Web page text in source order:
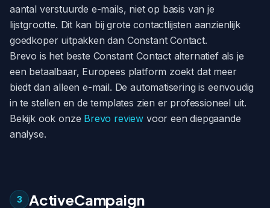
aantal verstuurde e-mails, niet op basis van je
lijstgrootte. Dit kan bij grote contactlijsten aanzienlijk
goedkoper uitpakken dan Constant Contact.
Brevo is het beste Constant Contact alternatief als je
een betaalbaar, Europees platform zoekt dat meer
biedt dan alleen e-mail. De automatisering is eenvoudig
in te stellen en de templates zien er professioneel uit.
Bekijk ook onze Brevo review voor een diepgaande
analyse.
3 ActiveCampaign